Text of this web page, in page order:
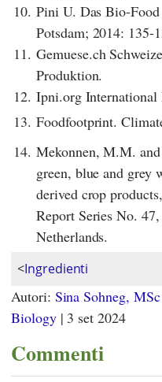
10. Pini U. Das Bio-
Potsdam; 2014: 135-
11. Gemuese.ch
Produktion.
12. Ipni.org International
13. Foodfootprint.
14. Mekonnen, M.M.
green, blue and grey
derived crop
Report Series No.
Netherlands.
<Ingredienti
Autori: Sina Sohneg,
Biology| 3 set 2024
Commenti